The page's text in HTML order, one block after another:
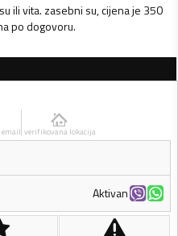
ili vita. zasebni su, cijena je 350
po dogovoru.
verifikovana lokacija
Aktivan